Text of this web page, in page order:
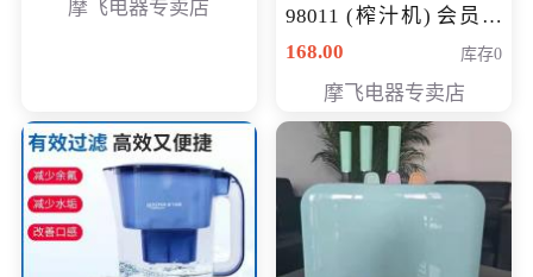
摩飞电器专卖店
98011 (榨汁机) 会员专
享价138元
168.00 库存0
摩飞电器专卖店